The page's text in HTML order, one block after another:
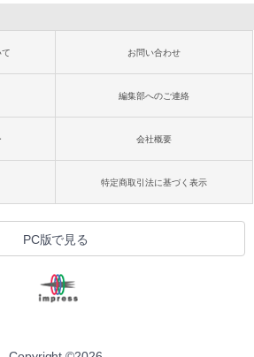
お問い合わせ
編集部へのご連絡
会社概要
特定商取引法に基づく表示
PC版で見る